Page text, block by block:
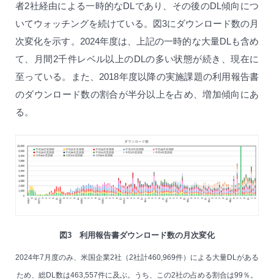
者2社経由による一時的なDLであり、その後のDL傾向につ
いてウォッチングを続けている。図3にダウンロード数の月
次変化を示す。2024年度は、上記の一時的な大量DLも含め
て、月間2千件レベル以上のDLの多い状態が続き、現在に
至っている。また、2018年度以降の実施課題の利用報告書
のダウンロード数の割合が半分以上を占め、増加傾向にあ
る。
図3 利用報告書ダウンロード数の月次変化
2024年7月度のみ、米国企業2社（2社計460,969件）による大量DLがある
ため、総DL数は463,557件に及ぶ。うち、この2社の占める割合は99％。